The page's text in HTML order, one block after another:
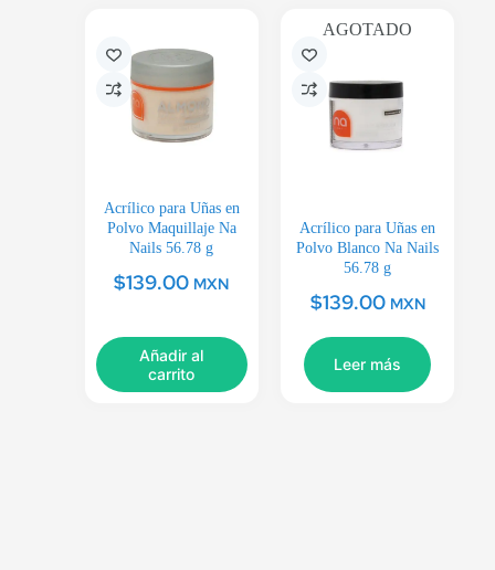
Acrílico para Uñas en
Polvo Maquillaje Na
Nails 56.78 g
$139.00 MXN
Añadir al
carrito
AGOTADO
Acrílico para Uñas en
Polvo Blanco Na Nails
56.78 g
$139.00 MXN
Leer más